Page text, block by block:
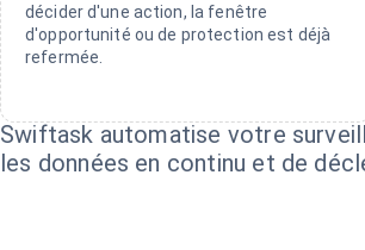
décider d'une action, la fenêtre
d'opportunité ou de protection est déjà
refermée.
Swiftask automatise votre
les données en continu et de